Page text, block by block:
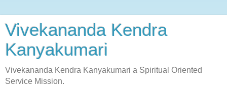
Vivekananda Kendra
Kanyakumari
Vivekananda Kendra Kanyakumari a Spiritual Oriented
Service Mission.